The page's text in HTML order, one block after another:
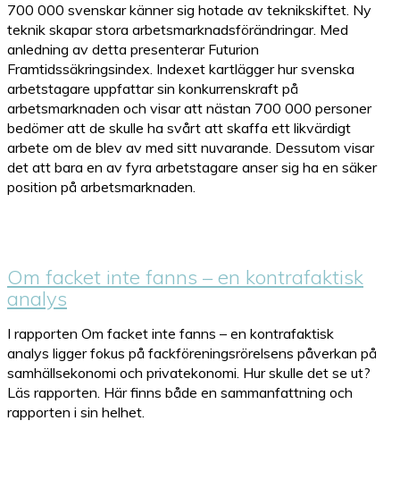
700 000 svenskar känner sig hotade av teknikskiftet. Ny
teknik skapar stora arbetsmarknadsförändringar. Med
anledning av detta presenterar Futurion
Framtidssäkringsindex. Indexet kartlägger hur svenska
arbetstagare uppfattar sin konkurrenskraft på
arbetsmarknaden och visar att nästan 700 000 personer
bedömer att de skulle ha svårt att skaffa ett likvärdigt
arbete om de blev av med sitt nuvarande. Dessutom visar
det att bara en av fyra arbetstagare anser sig ha en säker
position på arbetsmarknaden.
Om facket inte fanns – en kontrafaktisk
analys
I rapporten Om facket inte fanns – en kontrafaktisk
analys ligger fokus på fackföreningsrörelsens påverkan på
samhällsekonomi och privatekonomi. Hur skulle det se ut?
Läs rapporten. Här finns både en sammanfattning och
rapporten i sin helhet.